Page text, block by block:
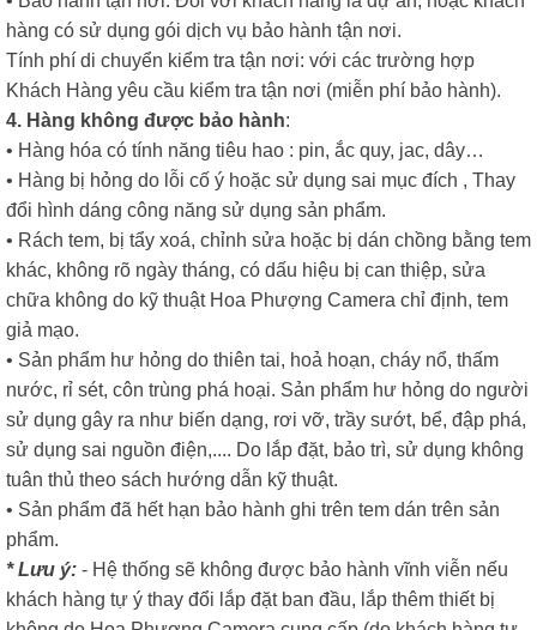
hàng có sử dụng gói dịch vụ bảo hành tận nơi.
Tính phí di chuyển kiểm tra tận nơi: với các trường hợp
Khách Hàng yêu cầu kiểm tra tận nơi (miễn phí bảo hành).
4. Hàng không được bảo hành:
• Hàng hóa có tính năng tiêu hao : pin, ắc quy, jac, dây…
• Hàng bị hỏng do lỗi cố ý hoặc sử dụng sai mục đích , Thay
đổi hình dáng công năng sử dụng sản phẩm.
• Rách tem, bị tẩy xoá, chỉnh sửa hoặc bị dán chồng bằng tem
khác, không rõ ngày tháng, có dấu hiệu bị can thiệp, sửa
chữa không do kỹ thuật Hoa Phượng Camera chỉ định, tem
giả mạo.
• Sản phẩm hư hỏng do thiên tai, hoả hoạn, cháy nổ, thấm
nước, rỉ sét, côn trùng phá hoại. Sản phẩm hư hỏng do người
sử dụng gây ra như biến dạng, rơi vỡ, trầy sướt, bể, đập phá,
sử dụng sai nguồn điện,.... Do lắp đặt, bảo trì, sử dụng không
tuân thủ theo sách hướng dẫn kỹ thuật.
• Sản phẩm đã hết hạn bảo hành ghi trên tem dán trên sản
phẩm.
* Lưu ý: - Hệ thống sẽ không được bảo hành vĩnh viễn nếu
khách hàng tự ý thay đổi lắp đặt ban đầu, lắp thêm thiết bị